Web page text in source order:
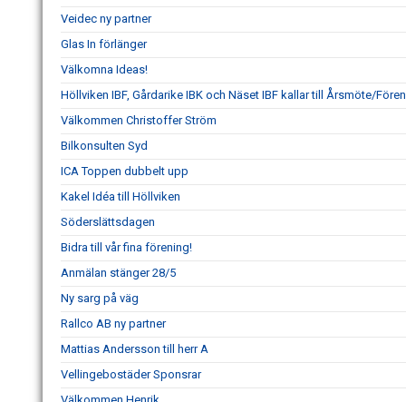
Veidec ny partner
Glas In förlänger
Välkomna Ideas!
Höllviken IBF, Gårdarike IBK och Näset IBF kallar till Årsmöte/
Välkommen Christoffer Ström
Bilkonsulten Syd
ICA Toppen dubbelt upp
Kakel Idéa till Höllviken
Söderslättsdagen
Bidra till vår fina förening!
Anmälan stänger 28/5
Ny sarg på väg
Rallco AB ny partner
Mattias Andersson till herr A
Vellingebostäder Sponsrar